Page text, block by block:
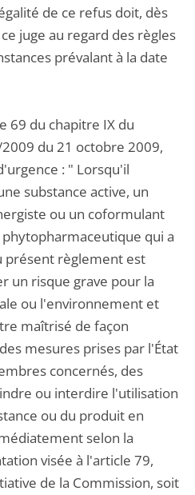
de ce refus doit, dès
juge au regard des règles
prévalant à la date
69 du chapitre IX du
du 21 octobre 2009,
: " Lorsqu'il
substance active, un
ou un coformulant
qui a
présent règlement est
un risque grave pour la
ou l'environnement et
maîtrisé de façon
mesures prises par l'État
concernés, des
ou interdire l'utilisation
ou du produit en
selon la
visée à l'article 79,
de la Commission, soit